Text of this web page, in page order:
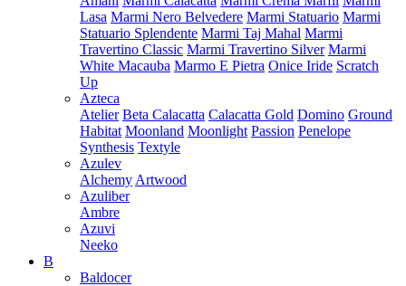
Lasa Marmi Nero Belvedere Marmi Statuario Marmi
Statuario Splendente Marmi Taj Mahal Marmi
Travertino Classic Marmi Travertino Silver Marmi
White Macauba Marmo E Pietra Onice Iride Scratch
Up
Azteca
Atelier Beta Calacatta Calacatta Gold Domino Ground
Habitat Moonland Moonlight Passion Penelope
Synthesis Textyle
Azulev
Alchemy Artwood
Azuliber
Ambre
Azuvi
Neeko
B
Baldocer